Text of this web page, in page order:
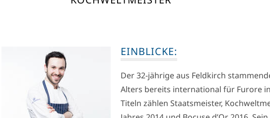
EINBLICKE:
Der 32-jährige aus Feldkirch
Alters bereits international für Furore
Titeln zählen Staatsmeister,